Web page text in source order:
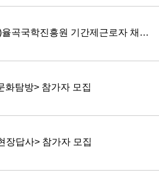
[채용]2026년 제1회 (재)율곡국학진흥원 기간제근로자 채용 공고
화탐방> 참가자 모집
장답사> 참가자 모집